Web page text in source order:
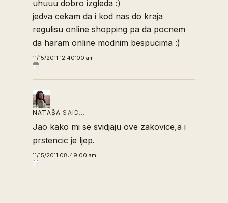
uhuuu dobro izgleda :)
jedva cekam da i kod nas do kraja
regulisu online shopping pa da pocnem
da haram online modnim bespucima :)
11/15/2011 12:40:00 am
NATAŠA SAID…
Jao kako mi se svidjaju ove zakovice,a i
prstencic je ljep.
11/15/2011 08:49:00 am